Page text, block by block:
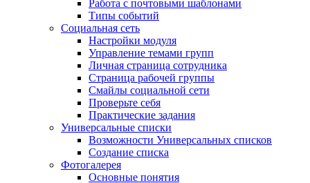
Работа с почтовыми шаблонами
Типы событий
Социальная сеть
Настройки модуля
Управление темами групп
Личная страница сотрудника
Страница рабочей группы
Смайлы социальной сети
Проверьте себя
Практические задания
Универсальные списки
Возможности Универсальных списков
Создание списка
Фотогалерея
Основные понятия